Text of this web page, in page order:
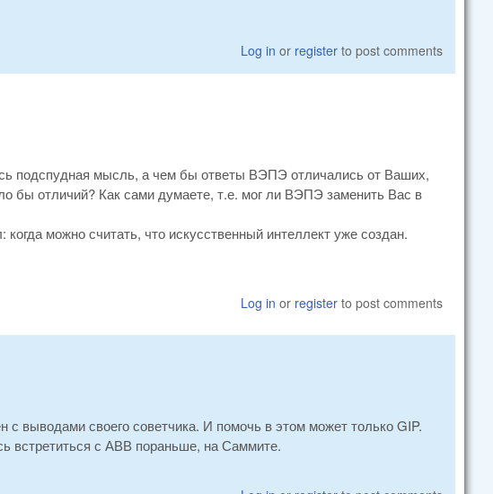
Log in or register to post comments
подспудная мысль, а чем бы ответы ВЭПЭ отличались от Ваших,
бы отличий? Как сами думаете, т.е. мог ли ВЭПЭ заменить Вас в
можно считать, что искусственный интеллект уже создан.
Log in or register to post comments
с выводами своего советчика. И помочь в этом может только GIP.
встретиться с АВВ пораньше, на Саммите.